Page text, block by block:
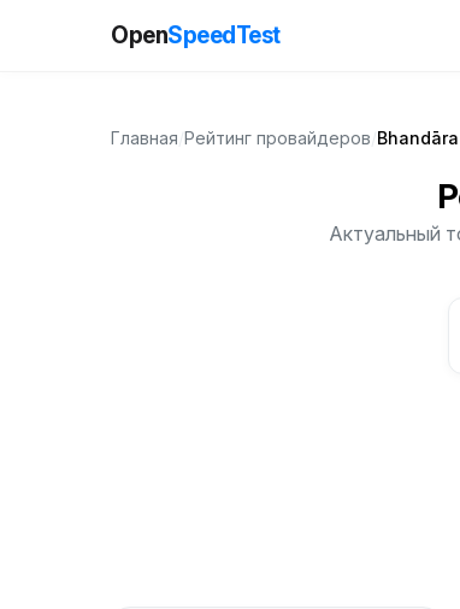
OpenSpeedTest
Главная Рейтинг провайдеров Bhandāra
Актуальный